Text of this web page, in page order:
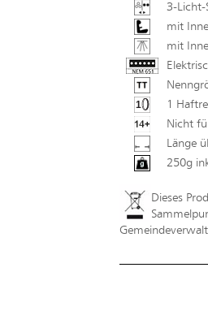
3-Licht-
mit
mit
1
Nicht
Länge
250g
Dieses